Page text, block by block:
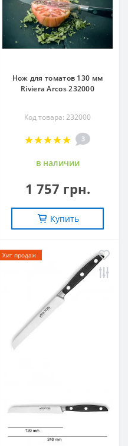
Нож для томатов 130 мм
Riviera Arcos 232000
Код товара: 232000
3
в наличии
1 757 грн.
Купить
Хит продаж